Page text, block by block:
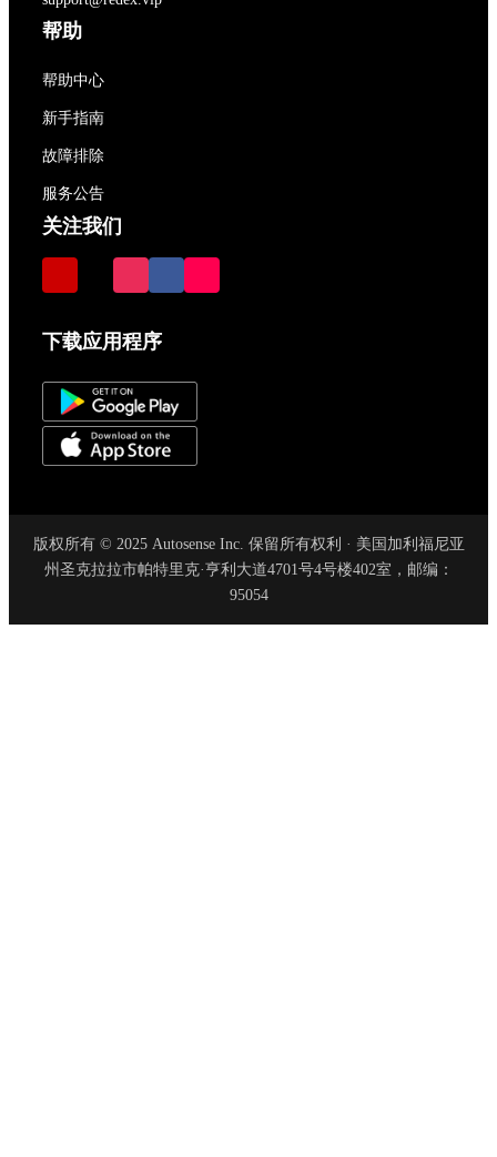
帮助
帮助中心
新手指南
故障排除
服务公告
关注我们
下载应用程序
版权所有 © 2025 Autosense Inc. 保留所有权利 · 美国加利福尼亚
州圣克拉拉市帕特里克·亨利大道4701号4号楼402室，邮编：
95054